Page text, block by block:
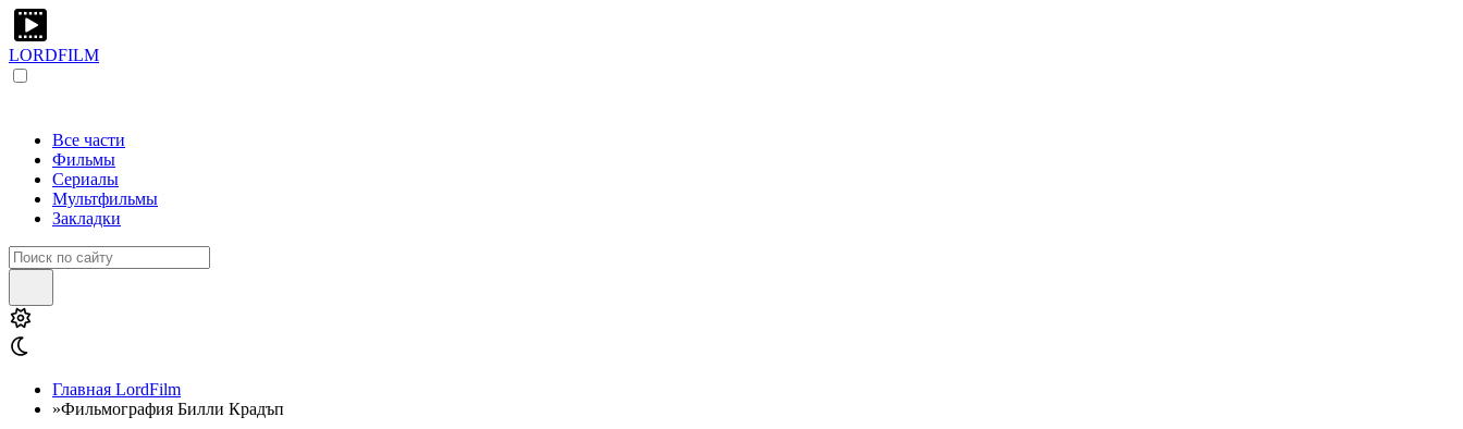
LORDFILM
Все части
Фильмы
Сериалы
Мультфильмы
Закладки
Главная LordFilm
»Фильмография Билли Крадъп